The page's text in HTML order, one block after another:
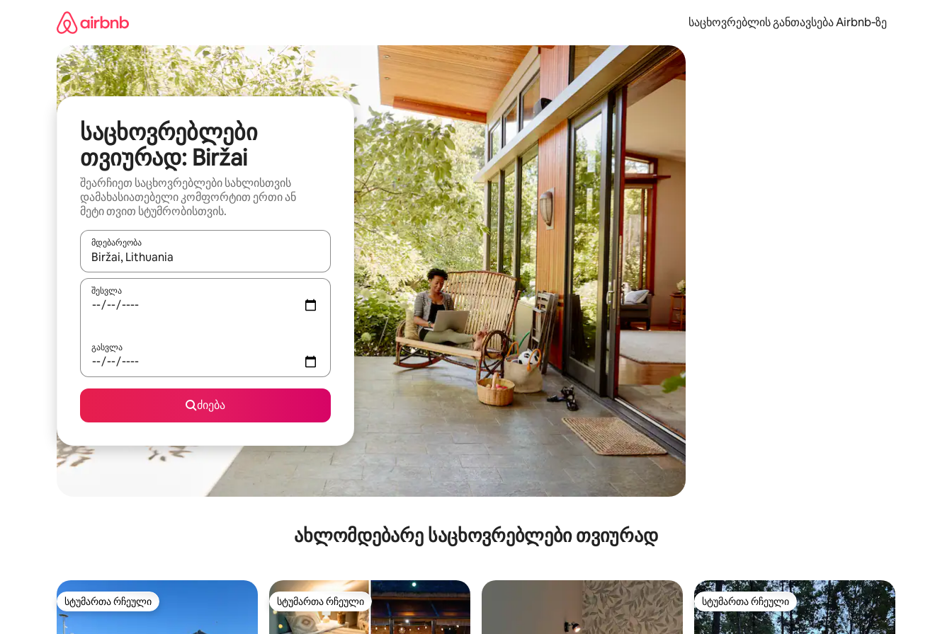
საცხოვრებლის განთავსება Airbnb‑ზე
საცხოვრებლები
თვიურად: Biržai
შეარჩიეთ საცხოვრებლები სახლისთვის
დამახასიათებელი კომფორტით ერთი ან
მეტი თვით სტუმრობისთვის.
მდებარეობა
როცა შედეგები ხელმისაწვდომი გახდება, ნავიგაციისთვის გამოიყენეთ კლავიშები ზემოთ/ქვემოთ მიმართული ისრებით ან შეხებისა თუ თითის გასმის ჟესტები.
შესვლა
გასვლა
ძიება
ახლომდებარე საცხოვრებლები თვიურად
სტუმართა რჩეული
სტუმართა რჩეული სტუმართა რჩეული
სტუმართა რჩეული სტუმართა რჩეული
სტუმართა რჩეული